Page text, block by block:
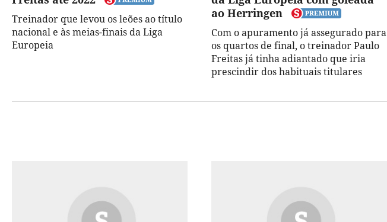
Treinador que levou os leões ao título
nacional e às meias-finais da Liga
Europeia
ao Herringen
Com o apuramento já assegurado para
os quartos de final, o treinador Paulo
Freitas já tinha adiantado que iria
prescindir dos habituais titulares